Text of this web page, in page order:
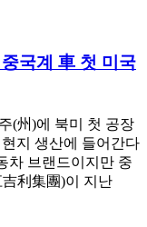
국계 車 첫 미국
(州)에 북미 첫 공장
지 생산에 들어간다
차 브랜드이지만 중
利集團)이 지난